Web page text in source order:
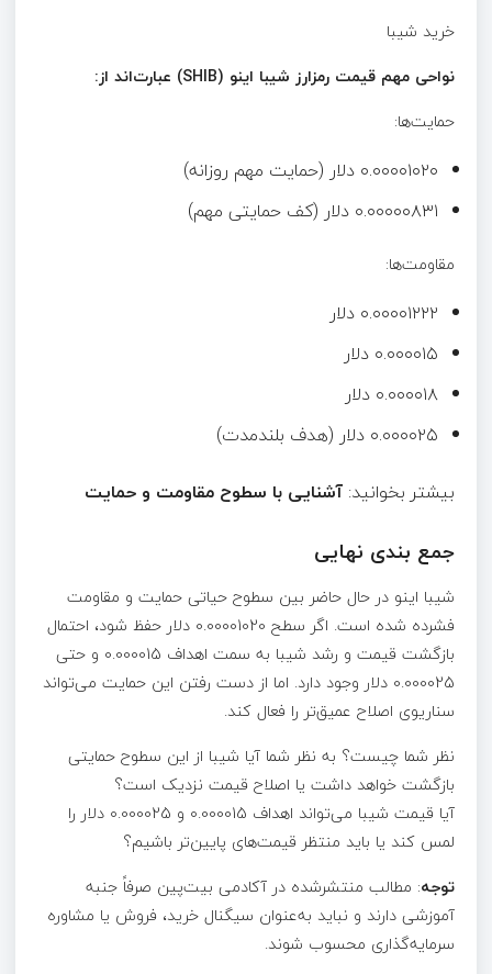
خرید شیبا
نواحی مهم قیمت رمزارز شیبا اینو (SHIB) عبارت‌اند از:
حمایت‌ها:
۰.۰۰۰۰۱۰۲۰ دلار (حمایت مهم روزانه)
۰.۰۰۰۰۰۸۳۱ دلار (کف حمایتی مهم)
مقاومت‌ها:
۰.۰۰۰۰۱۲۲۲ دلار
۰.۰۰۰۰۱۵ دلار
۰.۰۰۰۰۱۸ دلار
۰.۰۰۰۰۲۵ دلار (هدف بلندمدت)
بیشتر بخوانید: آشنایی با سطوح مقاومت و حمایت
جمع بندی نهایی
شیبا اینو در حال حاضر بین سطوح حیاتی حمایت و مقاومت
فشرده شده است. اگر سطح 0.00001020 دلار حفظ شود، احتمال
بازگشت قیمت و رشد شیبا به سمت اهداف 0.000015 و حتی
0.000025 دلار وجود دارد. اما از دست‌ رفتن این حمایت می‌تواند
سناریوی اصلاح عمیق‌تر را فعال کند.
نظر شما چیست؟ به نظر شما آیا شیبا از این سطوح حمایتی
بازگشت خواهد داشت یا اصلاح قیمت نزدیک است؟
آیا قیمت شیبا می‌تواند اهداف ۰.000015 و ۰.000025 دلار را
لمس کند یا باید منتظر قیمت‌های پایین‌تر باشیم؟
توجه: مطالب منتشرشده در آکادمی بیت‌پین صرفاً جنبه
آموزشی دارند و نباید به‌عنوان سیگنال خرید، فروش یا مشاوره
سرمایه‌گذاری محسوب شوند.